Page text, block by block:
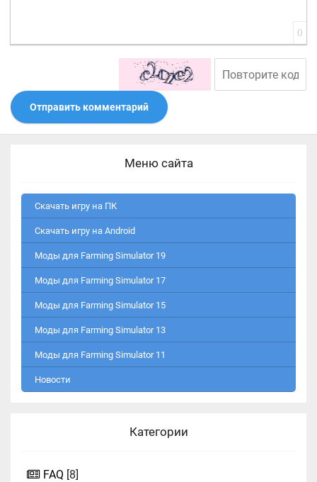
0
Отправить комментарий
Меню сайта
Скачать игру на ПК
Скачать игру на Android
Моды для Farming Simulator 19
Моды для Farming Simulator 17
Моды для Farming Simulator 15
Моды для Farming Simulator 13
Моды для Farming Simulator 11
Новости
Категории
FAQ [8]